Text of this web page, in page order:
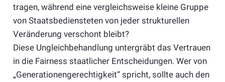
tragen, während eine vergleichsweise kleine Gruppe
von Staatsbediensteten von jeder strukturellen
Veränderung verschont bleibt?
Diese Ungleichbehandlung untergräbt das Vertrauen
in die Fairness staatlicher Entscheidungen. Wer von
„Generationengerechtigkeit“ spricht, sollte auch den